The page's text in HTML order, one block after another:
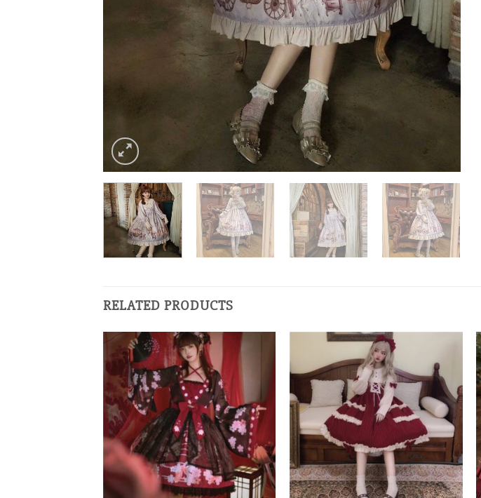
RELATED PRODUCTS